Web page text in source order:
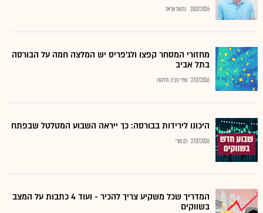
28.07.2026 נתנאל אריאל
מחזורי המסחר קפצו ולג'פריס יש המלצה חמה על הבורסה
בתל אביב
27.07.2026 שירי חביב-ולדהורן
היכונו לירידות בבורסה: כך ייראה השבוע המטלטל שבפתח
27.07.2026 רם מורי
המדריך שכל משקיע צריך להכיר - ועוד 4 כתבות על המצב
בשווקים